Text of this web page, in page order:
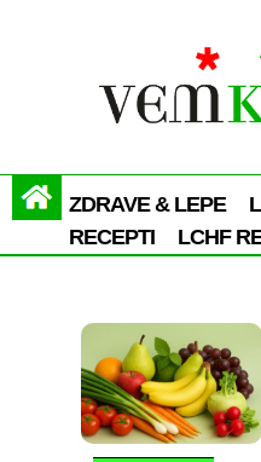
ZDRAVE & LEPE
RECEPTI
LCHF